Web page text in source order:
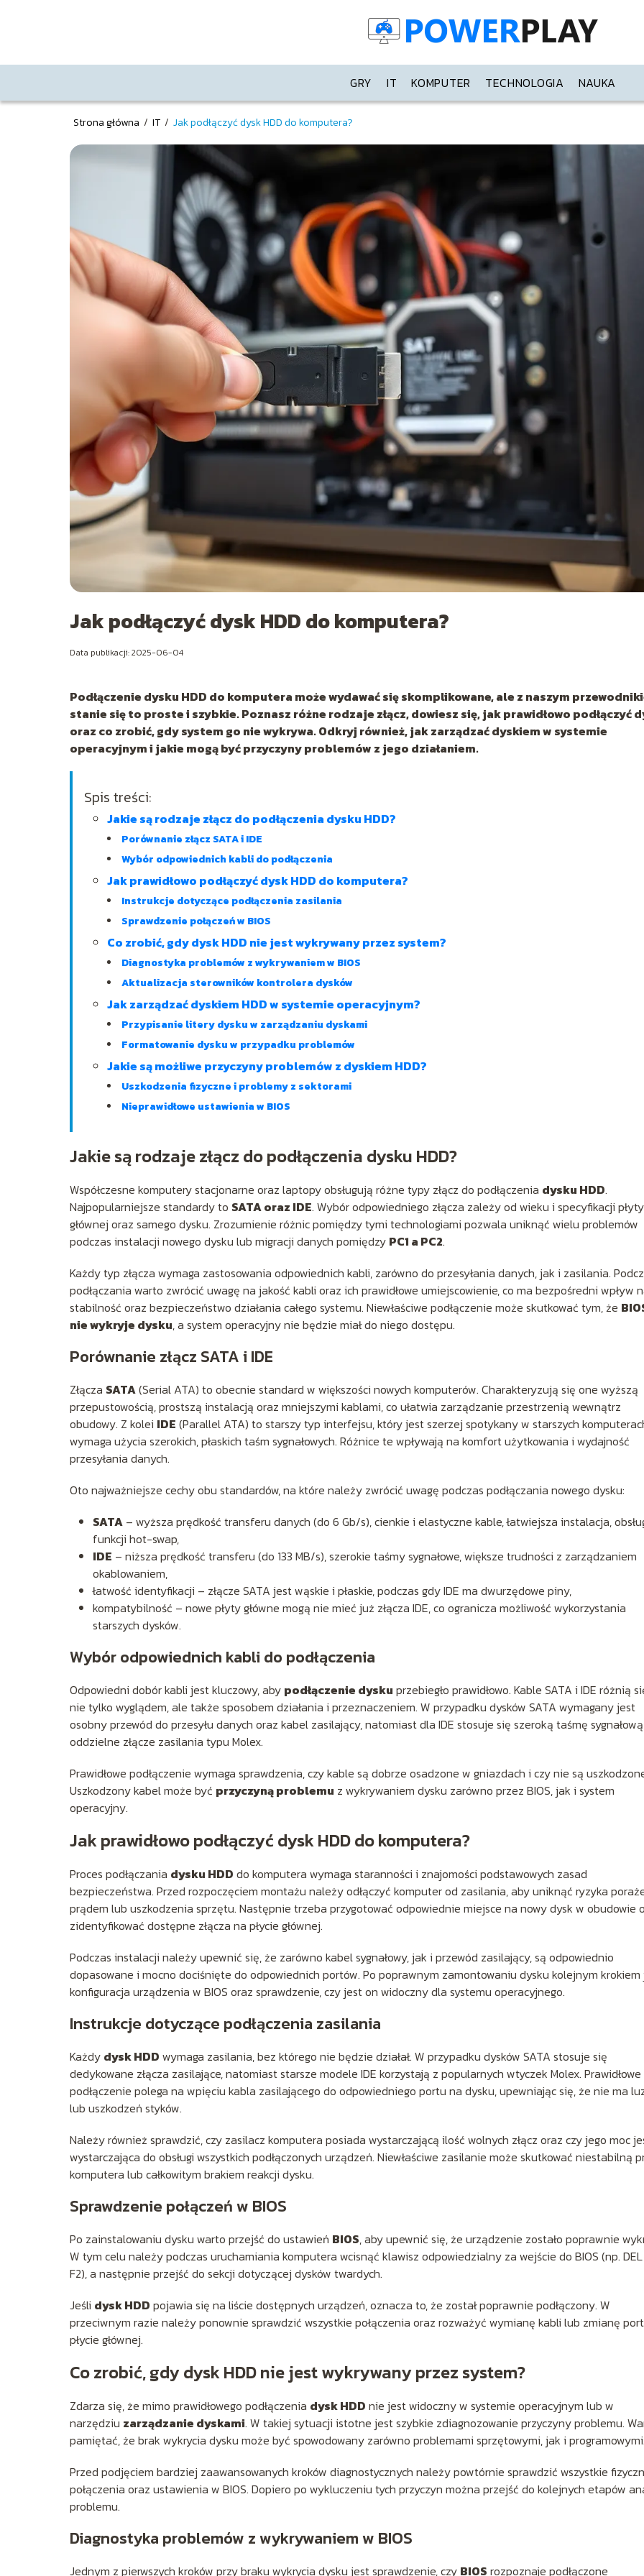
GRY IT KOMPUTER TECHNOLOGIA NAUKA
Strona główna / IT / Jak podłączyć dysk HDD do komputera?
Jak podłączyć dysk HDD do komputera?
Data publikacji: 2025-06-04
Podłączenie dysku HDD do komputera może wydawać się skomplikowane, ale z naszym
stanie się to proste i szybkie. Poznasz różne rodzaje złącz, dowiesz się, jak prawidłowo podłączyć
oraz co zrobić, gdy system go nie wykrywa. Odkryj również, jak zarządzać dyskiem w systemie
operacyjnym i jakie mogą być przyczyny problemów z jego działaniem.
Spis treści:
Jakie są rodzaje złącz do podłączenia dysku HDD?
Porównanie złącz SATA i IDE
Wybór odpowiednich kabli do podłączenia
Jak prawidłowo podłączyć dysk HDD do komputera?
Instrukcje dotyczące podłączenia zasilania
Sprawdzenie połączeń w BIOS
Co zrobić, gdy dysk HDD nie jest wykrywany przez system?
Diagnostyka problemów z wykrywaniem w BIOS
Aktualizacja sterowników kontrolera dysków
Jak zarządzać dyskiem HDD w systemie operacyjnym?
Przypisanie litery dysku w zarządzaniu dyskami
Formatowanie dysku w przypadku problemów
Jakie są możliwe przyczyny problemów z dyskiem HDD?
Uszkodzenia fizyczne i problemy z sektorami
Nieprawidłowe ustawienia w BIOS
Jakie są rodzaje złącz do podłączenia dysku HDD?
Współczesne komputery stacjonarne oraz laptopy obsługują różne typy złącz do podłączenia dysku HDD.
Najpopularniejsze standardy to SATA oraz IDE. Wybór odpowiedniego złącza zależy od wieku i specyfikacji płyty
głównej oraz samego dysku. Zrozumienie różnic pomiędzy tymi technologiami pozwala uniknąć wielu problemów
podczas instalacji nowego dysku lub migracji danych pomiędzy PC1 a PC2.
Każdy typ złącza wymaga zastosowania odpowiednich kabli, zarówno do przesyłania danych, jak i zasilania.
podłączania warto zwrócić uwagę na jakość kabli oraz ich prawidłowe umiejscowienie, co ma bezpośredni wpływ
stabilność oraz bezpieczeństwo działania całego systemu. Niewłaściwe podłączenie może skutkować tym, że
nie wykryje dysku, a system operacyjny nie będzie miał do niego dostępu.
Porównanie złącz SATA i IDE
Złącza SATA(Serial ATA) to obecnie standard w większości nowych komputerów. Charakteryzują się one wyższą
przepustowością, prostszą instalacją oraz mniejszymi kablami, co ułatwia zarządzanie przestrzenią wewnątrz
obudowy. Z kolei IDE (Parallel ATA) to starszy typ interfejsu, który jest szerzej spotykany w starszych
wymaga użycia szerokich, płaskich taśm sygnałowych. Różnice te wpływają na komfort użytkowania i wydajność
przesyłania danych.
Oto najważniejsze cechy obu standardów, na które należy zwrócić uwagę podczas podłączania nowego dysku:
SATA – wyższa prędkość transferu danych (do 6 Gb/s), cienkie i elastyczne kable, łatwiejsza instalacja,
funkcji hot-swap,
IDE – niższa prędkość transferu (do 133 MB/s), szerokie taśmy sygnałowe, większe trudności z zarządzaniem
okablowaniem,
łatwość identyfikacji – złącze SATA jest wąskie i płaskie, podczas gdy IDE ma dwurzędowe piny,
kompatybilność – nowe płyty główne mogą nie mieć już złącza IDE, co ogranicza możliwość wykorzystania
starszych dysków.
Wybór odpowiednich kabli do podłączenia
Odpowiedni dobór kabli jest kluczowy, aby podłączenie dysku przebiegło prawidłowo. Kable SATA i IDE różnią
nie tylko wyglądem, ale także sposobem działania i przeznaczeniem. W przypadku dysków SATA wymagany jest
osobny przewód do przesyłu danych oraz kabel zasilający, natomiast dla IDE stosuje się szeroką taśmę
oddzielne złącze zasilania typu Molex.
Prawidłowe podłączenie wymaga sprawdzenia, czy kable są dobrze osadzone w gniazdach i czy nie są
Uszkodzony kabel może być przyczyną problemu z wykrywaniem dysku zarówno przez BIOS, jak i system
operacyjny.
Jak prawidłowo podłączyć dysk HDD do komputera?
Proces podłączania dysku HDD do komputera wymaga staranności i znajomości podstawowych zasad
bezpieczeństwa. Przed rozpoczęciem montażu należy odłączyć komputer od zasilania, aby uniknąć ryzyka
prądem lub uszkodzenia sprzętu. Następnie trzeba przygotować odpowiednie miejsce na nowy dysk w obudowie
zidentyfikować dostępne złącza na płycie głównej.
Podczas instalacji należy upewnić się, że zarówno kabel sygnałowy, jak i przewód zasilający, są odpowiednio
dopasowane i mocno dociśnięte do odpowiednich portów. Po poprawnym zamontowaniu dysku kolejnym
konfiguracja urządzenia w BIOS oraz sprawdzenie, czy jest on widoczny dla systemu operacyjnego.
Instrukcje dotyczące podłączenia zasilania
Każdy dysk HDD wymaga zasilania, bez którego nie będzie działał. W przypadku dysków SATA stosuje się
dedykowane złącza zasilające, natomiast starsze modele IDE korzystają z popularnych wtyczek Molex. Prawidłowe
podłączenie polega na wpięciu kabla zasilającego do odpowiedniego portu na dysku, upewniając się, że nie ma
lub uszkodzeń styków.
Należy również sprawdzić, czy zasilacz komputera posiada wystarczającą ilość wolnych złącz oraz czy jego moc
wystarczająca do obsługi wszystkich podłączonych urządzeń. Niewłaściwe zasilanie może skutkować niestabilną
komputera lub całkowitym brakiem reakcji dysku.
Sprawdzenie połączeń w BIOS
Po zainstalowaniu dysku warto przejść do ustawień BIOS, aby upewnić się, że urządzenie zostało poprawnie
W tym celu należy podczas uruchamiania komputera wcisnąć klawisz odpowiedzialny za wejście do BIOS (np.
F2), a następnie przejść do sekcji dotyczącej dysków twardych.
Jeśli dysk HDD pojawia się na liście dostępnych urządzeń, oznacza to, że został poprawnie podłączony. W
przeciwnym razie należy ponownie sprawdzić wszystkie połączenia oraz rozważyć wymianę kabli lub zmianę
płycie głównej.
Co zrobić, gdy dysk HDD nie jest wykrywany przez system?
Zdarza się, że mimo prawidłowego podłączenia dysk HDD nie jest widoczny w systemie operacyjnym lub w
narzędziu zarządzanie dyskami. W takiej sytuacji istotne jest szybkie zdiagnozowanie przyczyny problemu.
pamiętać, że brak wykrycia dysku może być spowodowany zarówno problemami sprzętowymi, jak i
Przed podjęciem bardziej zaawansowanych kroków diagnostycznych należy powtórnie sprawdzić wszystkie
połączenia oraz ustawienia w BIOS. Dopiero po wykluczeniu tych przyczyn można przejść do kolejnych etapów
problemu.
Diagnostyka problemów z wykrywaniem w BIOS
Jednym z pierwszych kroków przy braku wykrycia dysku jest sprawdzenie, czy BIOS rozpoznaje podłączone